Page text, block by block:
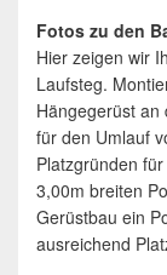
Fotos zu den
Hier zeigen wir
Laufsteg.
Hängegerüst
für den Umlauf
Platzgründen
3,00m breiten
Gerüstbau ein
ausreichend